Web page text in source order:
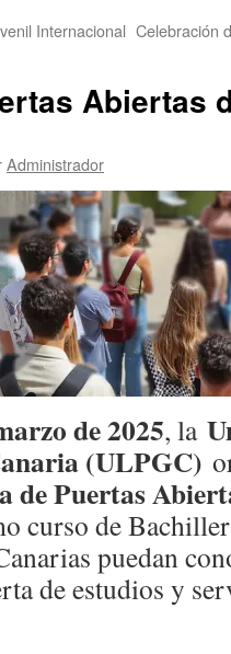
Internacional Celebración
Abiertas
Administrador
de 2025, la
(ULPGC)
de Puertas
curso de
puedan
de estudios y